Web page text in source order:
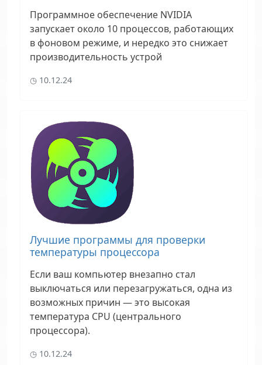
Программное обеспечение NVIDIA
запускает около 10 процессов, работающих
в фоновом режиме, и нередко это снижает
производительность устрой
10.12.24
Лучшие программы для проверки
температуры процессора
Если ваш компьютер внезапно стал
выключаться или перезагружаться, одна из
возможных причин — это высокая
температура CPU (центрального
процессора).
10.12.24